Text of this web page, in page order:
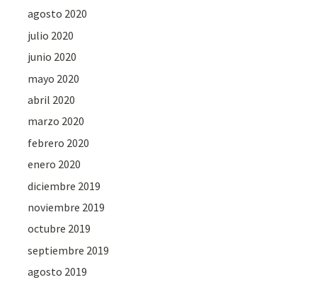
agosto 2020
julio 2020
junio 2020
mayo 2020
abril 2020
marzo 2020
febrero 2020
enero 2020
diciembre 2019
noviembre 2019
octubre 2019
septiembre 2019
agosto 2019